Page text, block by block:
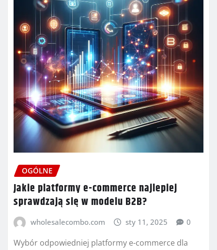
OGÓLNE
Jakie platformy e-commerce najlepiej
sprawdzają się w modelu B2B?
wholesalecombo.com sty 11, 2025 0
Wybór odpowiedniej platformy e-commerce dla